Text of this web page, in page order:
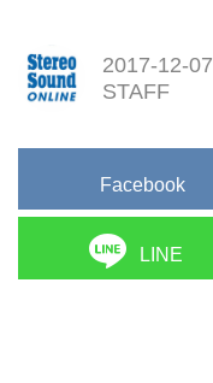
2017-12-07
STAFF
Facebook
LINE